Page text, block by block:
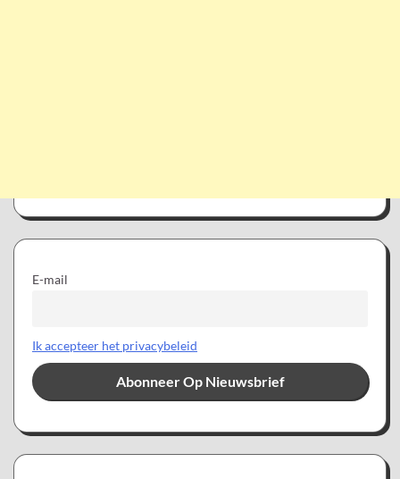
E-mail
Ik accepteer het privacybeleid